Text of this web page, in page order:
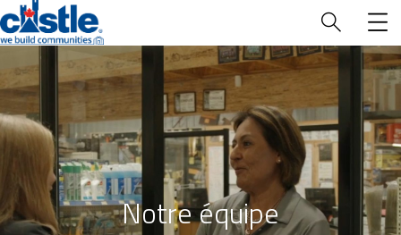
Qui nous
sommes
Notre équipe